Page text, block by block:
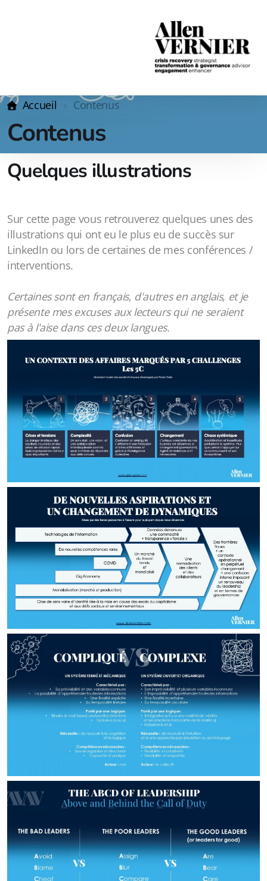
Accueil Contenus
Contenus
Quelques illustrations
Sur cette page vous retrouverez quelques unes des
illustrations qui ont eu le plus eu de succès sur
LinkedIn ou lors de certaines de mes conférences /
interventions.
Certaines sont en français, d'autres en anglais, et je
présente mes excuses aux lecteurs qui ne seraient
pas à l'aise dans ces deux langues.